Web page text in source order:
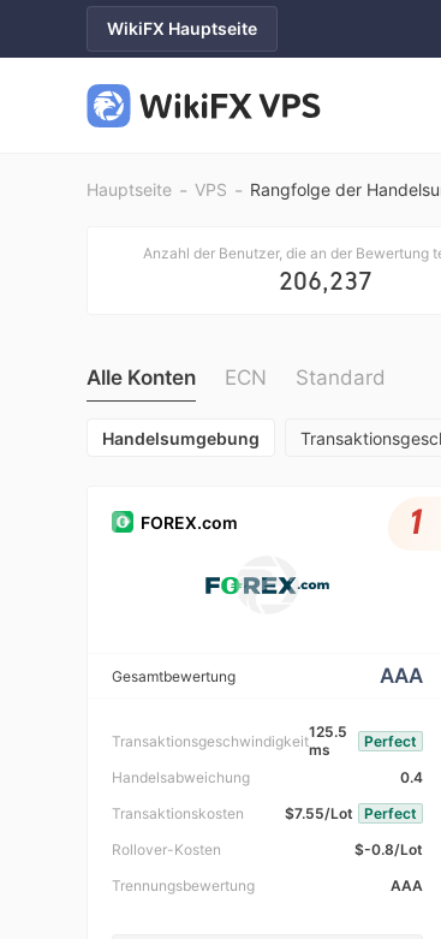
WikiFX Hauptseite
Hauptseite - VPS - Rangfolge der
Anzahl der Benutzer, die an der Bewertung
206,237
Alle Konten ECN Standard
Handelsumgebung
FOREX.com
Gesamtbewertung AAA
Transaktionsgeschwindigkeit125.5
ms
Perfect
Handelsabweichung
0.4
Transaktionskosten
$7.55/Lot
Perfect
Rollover-Kosten
$-0.8/Lot
Trennungsbewertung
AAA
1